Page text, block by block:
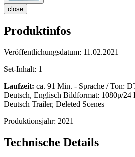
close
Produktinfos
Veröffentlichungsdatum: 11.02.2021
Set-Inhalt: 1
Laufzeit: ca. 91 Min. - Sprache / Ton:
Deutsch, Englisch Bildformat: 1080p/
Deutsch Trailer, Deleted Scenes
Produktionsjahr: 2021
Technische Details